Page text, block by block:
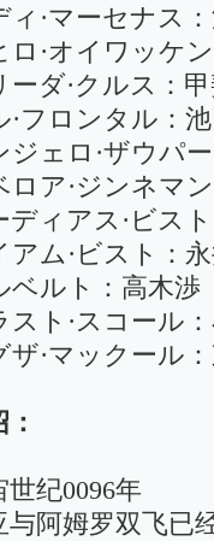
ィ·マーセナス
ロ·オイワッケ
ーダ·クルス：
·フロンタル：
ジェロ·ザウパ
ロア·ジンネマ
ディアス·ビス
アム·ビスト：
ベルト：高木渉
スト·スコール
ザ·マックール
世纪0096年
与阿姆罗双飞已